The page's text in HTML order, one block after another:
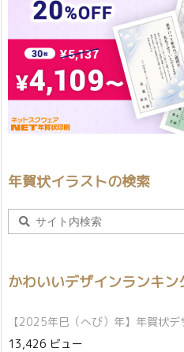
年賀状イラストの検索
かわいいデザインランキン
【2025年巳（へび）年】年賀状デ
13,426 ビュー